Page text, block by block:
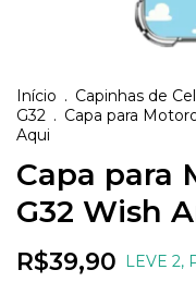
Início . Capinhas de
G32 . Capa para
Aqui
Capa para
G32 Wish
R$39,90 LEVE 2,